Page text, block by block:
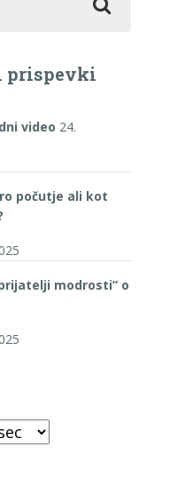
prispevki
video 24.
počutje ali kot
modrosti” o